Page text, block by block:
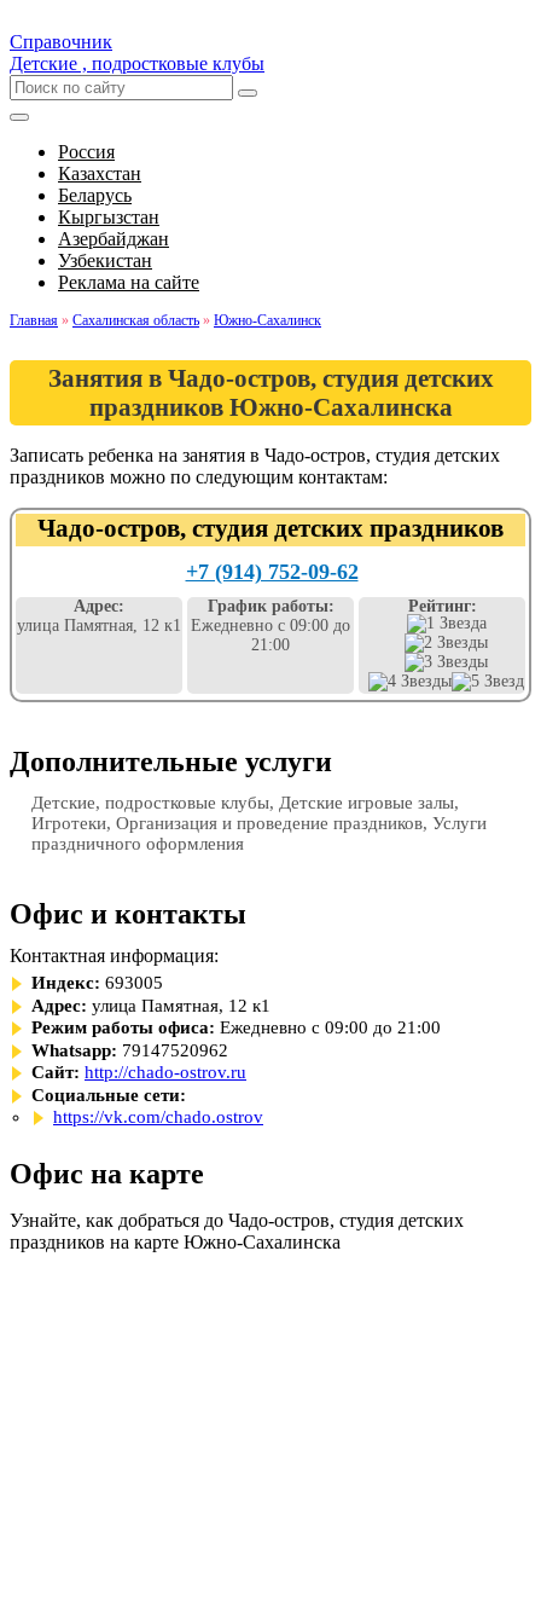
Справочник
Детские , подростковые клубы
Россия
Казахстан
Беларусь
Кыргызстан
Азербайджан
Узбекистан
Реклама на сайте
Главная » Сахалинская область » Южно-Сахалинск
Занятия в Чадо-остров, студия детских
праздников Южно-Сахалинска
Записать ребенка на занятия в Чадо-остров, студия детских
праздников можно по следующим контактам:
Чадо-остров, студия детских праздников
+7 (914) 752-09-62
Адрес:
улица Памятная, 12 к1
График работы:
Ежедневно с 09:00 до
21:00
Рейтинг:
Дополнительные услуги
Детские, подростковые клубы, Детские игровые залы,
Игротеки, Организация и проведение праздников, Услуги
праздничного оформления
Офис и контакты
Контактная информация:
Индекс: 693005
Адрес: улица Памятная, 12 к1
Режим работы офиса: Ежедневно с 09:00 до 21:00
Whatsapp: 79147520962
Сайт: http://chado-ostrov.ru
Социальные сети:
https://vk.com/chado.ostrov
Офис на карте
Узнайте, как добраться до Чадо-остров, студия детских
праздников на карте Южно-Сахалинска